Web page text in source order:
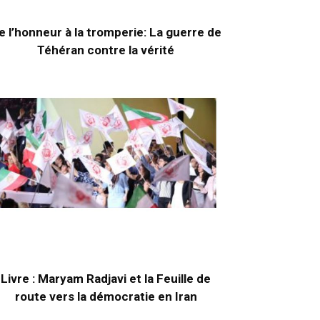
l’honneur à la tromperie: La guerre de
Téhéran contre la vérité
Livre : Maryam Radjavi et la Feuille de
route vers la démocratie en Iran